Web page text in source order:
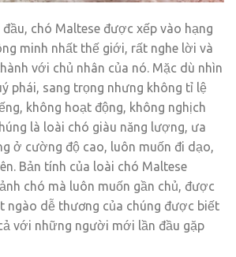
chó Maltese được xếp vào hạng
minh nhất thế giới, rất nghe lời và
với chủ nhân của nó. Mặc dù nhìn
phái, sang trọng nhưng không tỉ lệ
không hoạt động, không nghịch
là loài chó giàu năng lượng, ưa
ở cường độ cao, luôn muốn đi dạo,
Bản tính của loài chó Maltese
chó mà luôn muốn gần chủ, được
ngào dễ thương của chúng được biết
với những người mới lần đầu gặp